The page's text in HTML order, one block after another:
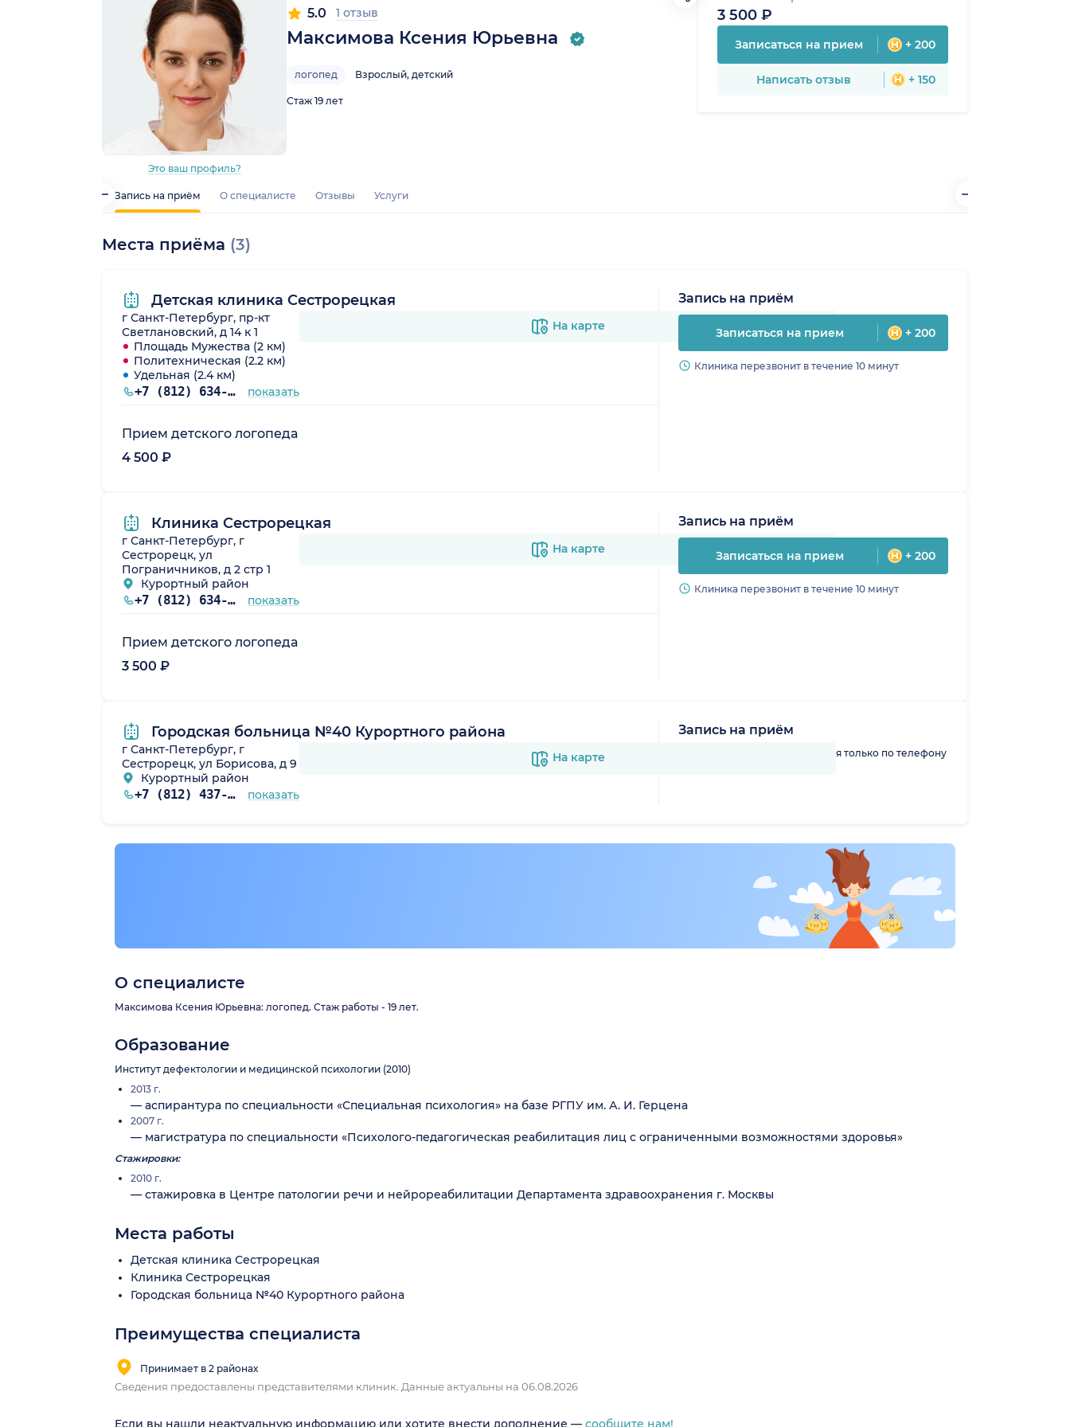
Это ваш профиль?
Максимова Ксения Юрьевна
5.0 1 отзыв
логопед Взрослый, детский
Стаж 19 лет
3 500 ₽
Записаться на прием + 200
Написать отзыв + 150
Запись на приём О специалисте Отзывы Услуги
Места приёма (3)
Детская клиника Сестрорецкая
г Санкт-Петербург, пр-кт
Светлановский, д 14 к 1
Площадь Мужества (2 км)
Политехническая (2.2 км)
Удельная (2.4 км)
+7 (812) 634-41-35 показать
На карте
Прием детского логопеда
4 500 ₽
Запись на приём
Записаться на прием + 200
Клиника перезвонит в течение 10 минут
Клиника Сестрорецкая
г Санкт-Петербург, г
Сестрорецк, ул
Пограничников, д 2 стр 1
Курортный район
+7 (812) 634-41-35 показать
На карте
Прием детского логопеда
3 500 ₽
Запись на приём
Записаться на прием + 200
Клиника перезвонит в течение 10 минут
Городская больница №40 Курортного района
г Санкт-Петербург, г
Сестрорецк, ул Борисова, д 9
Курортный район
+7 (812) 437-11-00 показать
На карте
Запись на приём
В клинику можно записаться только по телефону
О специалисте
Максимова Ксения Юрьевна: логопед. Стаж работы - 19 лет.
Образование
Институт дефектологии и медицинской психологии (2010)
2013 г.
— аспирантура по специальности «Специальная психология» на базе РГПУ им. А. И. Герцена
2007 г.
— магистратура по специальности «Психолого-педагогическая реабилитация лиц с ограниченными возможностями здоровья»
Стажировки:
2010 г.
— стажировка в Центре патологии речи и нейрореабилитации Департамента здравоохранения г. Москвы
Места работы
Детская клиника Сестрорецкая
Клиника Сестрорецкая
Городская больница №40 Курортного района
Преимущества специалиста
Принимает в 2 районах
Сведения предоставлены представителями клиник. Данные актуальны на 06.08.2026
Если вы нашли неактуальную информацию или хотите внести дополнение — сообщите нам!